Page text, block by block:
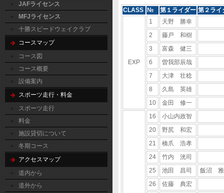
JAFライセンス
MFJライセンス
十勝スピードウェイクラブ
コースマップ
コース図
コース概要
設備案内
スポーツ走行・料金
スポーツ走行
料金
施設貸切について
冬期コース
アクセスマップ
道内から
道外から
CLASS № 第１ライダー 第２ライ
EXP
1
天野 勝幸
2
藤戸 和樹
3
富森 健三
6
曽我部辰哉
7
大津 壮稔
8
久島 英雄
10
金田 修一
16
小山内政智
20
野尻 和宏
21
橋爪 浩孝
24
竹内 洸司
25
池田 昌司
飯沼
26
佐藤 典宏